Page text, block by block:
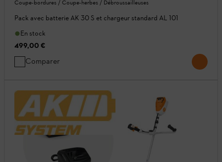
Coupe-bordures / Coupe-herbes / Débroussailleuses
Pack avec batterie AK 30 S et chargeur standard AL 101
En stock
499,00 €
Comparer